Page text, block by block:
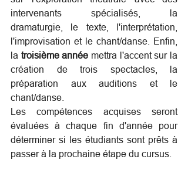
intervenants spécialisés, la
dramaturgie, le texte, l'interprétation,
l'improvisation et le chant/danse. Enfin,
la troisième année mettra l'accent sur la
création de trois spectacles, la
préparation aux auditions et le
chant/danse.
Les compétences acquises seront
évaluées à chaque fin d'année pour
déterminer si les étudiants sont prêts à
passer à la prochaine étape du cursus.